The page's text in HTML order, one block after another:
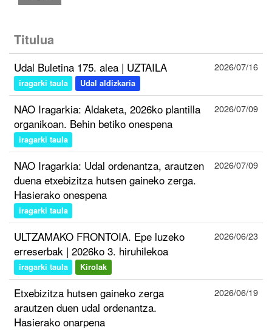
Titulua
Udal Buletina 175. alea | UZTAILA
iragarki taula Udal aldizkaria
2026/07/16
NAO Iragarkia: Aldaketa, 2026ko plantilla
organikoan. Behin betiko onespena
iragarki taula
2026/07/09
NAO Iragarkia: Udal ordenantza, arautzen
duena etxebizitza hutsen gaineko zerga.
Hasierako onespena
iragarki taula
2026/07/09
ULTZAMAKO FRONTOIA. Epe luzeko
erreserbak | 2026ko 3. hiruhilekoa
iragarki taula Kirolak
2026/06/23
Etxebizitza hutsen gaineko zerga
arautzen duen udal ordenantza.
Hasierako onarpena
2026/06/19